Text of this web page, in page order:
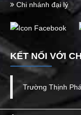
Chi nhánh đại lý
KẾT NỐI VỚI
Trường Thịnh